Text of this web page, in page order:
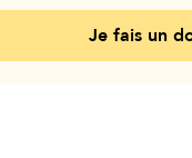
Je fais un